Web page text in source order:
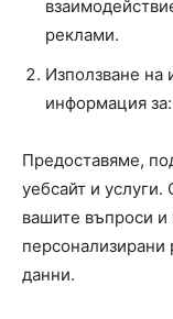
реклами.
Използване на
информация за:
Предоставяме,
уебсайт и услуги.
вашите въпроси и
персонализирани
данни.